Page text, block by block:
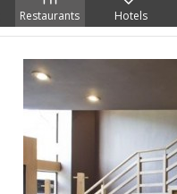
Restaurants Hotels